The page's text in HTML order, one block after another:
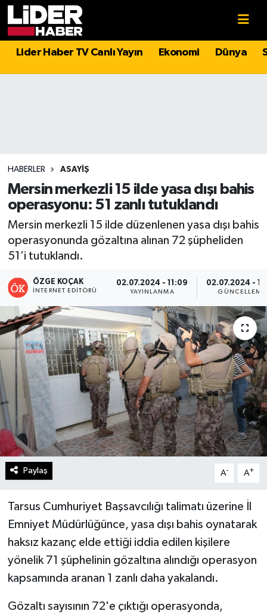
Lider Haber TV Canlı Yayın Ekonomi Dünya
HABERLER ASAYIŞ
Mersin merkezli 15 ilde yasa dışı bahis
operasyonu: 51 zanlı tutuklandı
Mersin merkezli 15 ilde düzenlenen yasa dışı bahis
operasyonunda gözaltına alınan 72 şüpheliden
51’i tutuklandı.
ÖZGE KOÇAK
İNTERNET EDITÖRÜ
02.07.2024 - 11:09
YAYINLANMA
02.07.2024 -
GÜNCELLEME
Paylaş A- A+
Tarsus Cumhuriyet Başsavcılığı talimatı üzerine İl
Emniyet Müdürlüğünce, yasa dışı bahis oynatarak
haksız kazanç elde ettiği iddia edilen kişilere
yönelik 71 şüphelinin gözaltına alındığı operasyon
kapsamında aranan 1 zanlı daha yakalandı.
Gözaltı sayısının 72'e çıktığı operasyonda,
Politika
Magazin
Spor
Sağlık
Teknoloji
Turizm
Kültür - Sanat
Lider Haber TV Canlı Yayın izle
Hava Durumu
Süper Lig Puan Durumu ve Fikstür
Tüm Manşetler
Son Dakika Haberleri
Haber Arşivi